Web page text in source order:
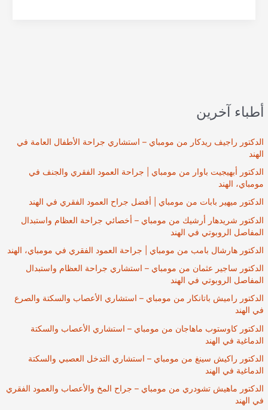
أطباء آخرين
الدكتور راجيف ريدكار من مومباي – استشاري جراحة الأطفال العامة في
الهند
الدكتور أبهيجيت باوار من مومباي | جراحة العمود الفقري والجنف في
مومباي، الهند
الدكتور ميهير بابات من مومباي | أفضل جراح العمود الفقري في الهند
الدكتور شريدهار أرشيك من مومباي – أخصائي جراحة العظام واستبدال
المفاصل الروبوتي في الهند
الدكتور هارشال بامب من مومباي | جراحة العمود الفقري في مومباي، الهند
الدكتور ساجير عثمان من مومباي – استشاري جراحة العظام واستبدال
المفاصل الروبوتي في الهند
الدكتور راميش باتانكار من مومباي – استشاري الأعصاب والسكتة والصرع
في الهند
الدكتور كاوستوب ماهاجان من مومباي – استشاري الأعصاب والسكتة
الدماغية في الهند
الدكتور راكيش سينغ من مومباي – استشاري التدخل العصبي والسكتة
الدماغية في الهند
الدكتور ماهيش تشودري من مومباي – جراح المخ والأعصاب والعمود الفقري
في الهند
والأعصاب
الهند